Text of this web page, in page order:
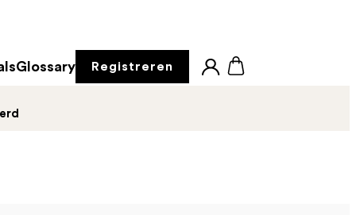
Glossary Registreren